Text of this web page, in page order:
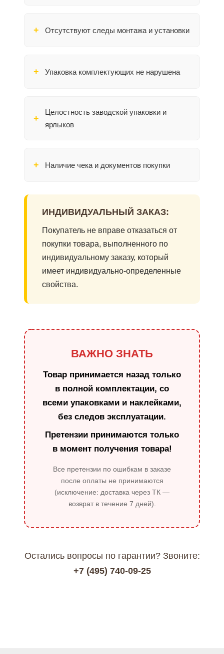
Отсутствуют следы монтажа и установки
Упаковка комплектующих не нарушена
Целостность заводской упаковки и
ярлыков
Наличие чека и документов покупки
ИНДИВИДУАЛЬНЫЙ ЗАКАЗ:
Покупатель не вправе отказаться от
покупки товара, выполненного по
индивидуальному заказу, который
имеет индивидуально-определенные
свойства.
ВАЖНО ЗНАТЬ
Товар принимается назад только
в полной комплектации, со
всеми упаковками и наклейками,
без следов эксплуатации.
Претензии принимаются только
в момент получения товара!
Все претензии по ошибкам в заказе
после оплаты не принимаются
(исключение: доставка через ТК —
возврат в течение 7 дней).
Остались вопросы по гарантии? Звоните:
+7 (495) 740-09-25